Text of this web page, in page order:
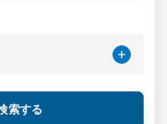
索する